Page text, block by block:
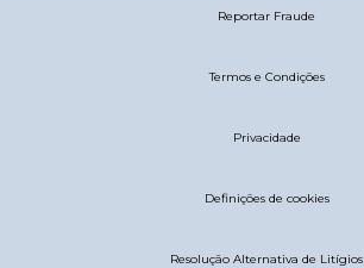
Reportar Fraude
Termos e Condições
Privacidade
Definições de cookies
Resolução Alternativa de Litígios